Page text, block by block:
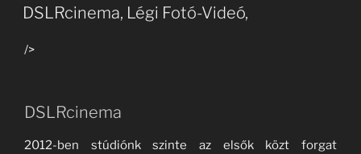
ON
DSLRcinema, Légi Fotó-Videó,
/>
DSLRcinema
2012-ben stúdiónk szinte az elsők közt forgat